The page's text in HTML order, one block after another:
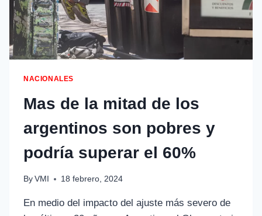
NACIONALES
Mas de la mitad de los
argentinos son pobres y
podría superar el 60%
By VMI 18 febrero, 2024
En medio del impacto del ajuste más severo de